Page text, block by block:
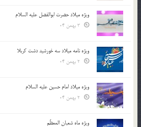
ویژه میلاد حضرت ابوالفضل علیه السلام
ویژه نامه میلاد سه خورشید دشت کربلا
ویژه میلاد امام حسین علیه السلام
ویژه ماه شعبان المعظّم